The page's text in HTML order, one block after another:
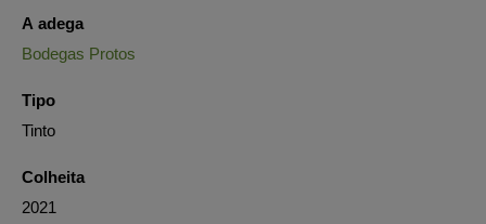
A adega
Bodegas Protos
Tipo
Tinto
Colheita
2021